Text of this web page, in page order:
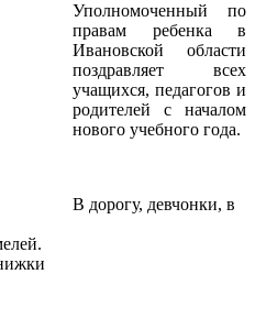
Уполномоченный по
правам ребенка в
Ивановской области
поздравляет всех
учащихся, педагогов и
родителей с началом
нового учебного года.
В дорогу, девчонки, в